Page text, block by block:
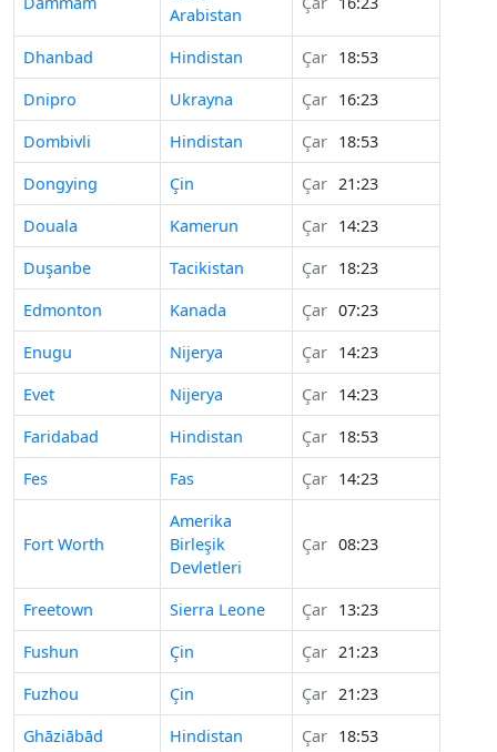
Arabistan
Dhanbad Hindistan Çar 18:53
Dnipro
Ukrayna Çar 16:23
Dombivli
Hindistan Çar 18:53
Dongying
Çin Çar 21:23
Douala
Kamerun Çar 14:23
Duşanbe
Tacikistan Çar 18:23
Edmonton
Kanada Çar 07:23
Enugu
Nijerya Çar 14:23
Evet
Nijerya Çar 14:23
Faridabad
Hindistan Çar 18:53
Fes
Fas Çar 14:23
Fort Worth
Amerika
Birleşik
Devletleri
Çar 08:23
Freetown Sierra Leone Çar 13:23
Fushun
Çin Çar 21:23
Fuzhou
Çin Çar 21:23
Ghāziābād
Hindistan Çar 18:53